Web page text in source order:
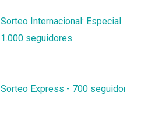
Sorteo Internacional: Especial
1.000 seguidores
Sorteo Express - 700 seguidores